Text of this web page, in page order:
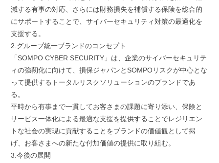
減する有事の対応、さらには財務損失を補償する保険を総合的
にサポートすることで、サイバーセキュリティ対策の最適化を
支援する。
2.グループ統一ブランドのコンセプト
「SOMPO CYBER SECURITY」は、企業のサイバーセキュリテ
ィの強靭化に向けて、損保ジャパンとSOMPOリスクが中心とな
って提供するトータルリスクソリューションのブランドであ
る。
平時から有事まで一貫してお客さまの課題に寄り添い、保険と
サービス一体化による最適な支援を提供することでレジリエン
トな社会の実現に貢献することをブランドの価値観として掲
げ、お客さまへの新たな付加価値の提供に取り組む。
3.今後の展開